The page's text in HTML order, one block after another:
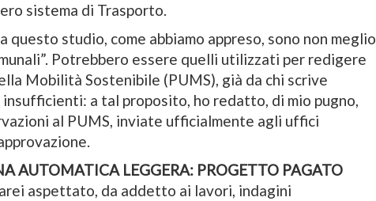
sistema di Trasporto.
questo studio, come abbiamo appreso, sono non meglio
Potrebbero essere quelli utilizzati per redigere
Mobilità Sostenibile (PUMS), già da chi scrive
a tal proposito, ho redatto, di mio pugno,
al PUMS, inviate ufficialmente agli uffici
AUTOMATICA LEGGERA: PROGETTO PAGATO
aspettato, da addetto ai lavori, indagini